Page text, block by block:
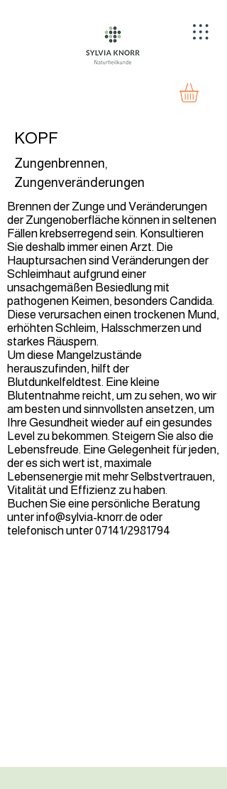
KOPF
Zungenbrennen,
Zungenveränderungen
Brennen der Zunge und Veränderungen
der Zungenoberfläche können in seltenen
Fällen krebserregend sein. Konsultieren
Sie deshalb immer einen Arzt. Die
Hauptursachen sind Veränderungen der
Schleimhaut aufgrund einer
unsachgemäßen Besiedlung mit
pathogenen Keimen, besonders Candida.
Diese verursachen einen trockenen Mund,
erhöhten Schleim, Halsschmerzen und
starkes Räuspern.
Um diese Mangelzustände
herauszufinden, hilft der
Blutdunkelfeldtest. Eine kleine
Blutentnahme reicht, um zu sehen, wo wir
am besten und sinnvollsten ansetzen, um
Ihre Gesundheit wieder auf ein gesundes
Level zu bekommen. Steigern Sie also die
Lebensfreude. Eine Gelegenheit für jeden,
der es sich wert ist, maximale
Lebensenergie mit mehr Selbstvertrauen,
Vitalität und Effizienz zu haben.
Buchen Sie eine persönliche Beratung
unterinfo@sylvia-knorr.de oder
telefonisch unter 07141/2981794